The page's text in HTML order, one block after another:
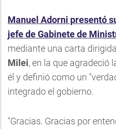
Manuel Adorni presentó
jefe de Gabinete de
mediante una carta
Milei, en la que agradeció
él y definió como un
integrado el gobierno.
"Gracias. Gracias por